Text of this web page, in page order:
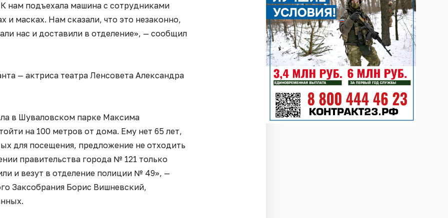
нам подъехала машина с сотрудниками
и масках. Нам сказали, что это незаконно,
нас и доставили в отделение», — сообщил
— актриса театра Ленсовета Александра
в Шуваловском парке Максима
на 100 метров от дома. Ему нет 65 лет,
для посещения, предложение не отходить
правительства города № 121 только
и везут в отделение полиции № 49», —
Заксобрания Борис Вишневский,